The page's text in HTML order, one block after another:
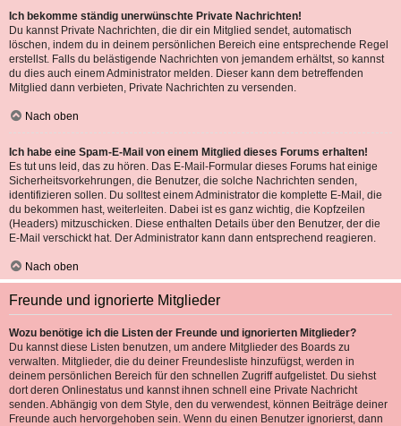
Ich bekomme ständig unerwünschte Private Nachrichten!
Du kannst Private Nachrichten, die dir ein Mitglied sendet, automatisch
löschen, indem du in deinem persönlichen Bereich eine entsprechende Regel
erstellst. Falls du belästigende Nachrichten von jemandem erhältst, so kannst
du dies auch einem Administrator melden. Dieser kann dem betreffenden
Mitglied dann verbieten, Private Nachrichten zu versenden.
Nach oben
Ich habe eine Spam-E-Mail von einem Mitglied dieses Forums erhalten!
Es tut uns leid, das zu hören. Das E-Mail-Formular dieses Forums hat einige
Sicherheitsvorkehrungen, die Benutzer, die solche Nachrichten senden,
identifizieren sollen. Du solltest einem Administrator die komplette E-Mail, die
du bekommen hast, weiterleiten. Dabei ist es ganz wichtig, die Kopfzeilen
(Headers) mitzuschicken. Diese enthalten Details über den Benutzer, der die
E-Mail verschickt hat. Der Administrator kann dann entsprechend reagieren.
Nach oben
Freunde und ignorierte Mitglieder
Wozu benötige ich die Listen der Freunde und ignorierten Mitglieder?
Du kannst diese Listen benutzen, um andere Mitglieder des Boards zu
verwalten. Mitglieder, die du deiner Freundesliste hinzufügst, werden in
deinem persönlichen Bereich für den schnellen Zugriff aufgelistet. Du siehst
dort deren Onlinestatus und kannst ihnen schnell eine Private Nachricht
senden. Abhängig von dem Style, den du verwendest, können Beiträge deiner
Freunde auch hervorgehoben sein. Wenn du einen Benutzer ignorierst, dann